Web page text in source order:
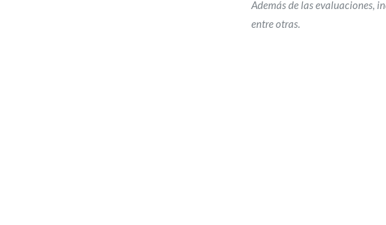
Además de las evaluaciones,
entre otras.